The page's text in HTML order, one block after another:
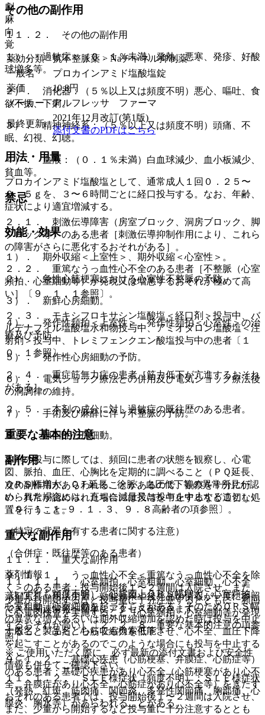
その他の副作用
１１．２． その他の副作用
１）． 過敏症：（０．１％未満）発熱、悪寒、発疹、好酸
球増多等。
２）． 消化器：（５％以上又は頻度不明）悪心、嘔吐、食
欲不振、下痢。
３）． 精神神経系：（５％以上又は頻度不明）頭痛、不
眠、幻視、幻聴。
４）． 血液：（０．１％未満）白血球減少、血小板減少、
貧血等。
禁忌
２．１． 刺激伝導障害（房室ブロック、洞房ブロック、脚
ブロック等）のある患者［刺激伝導抑制作用により、これら
の障害がさらに悪化するおそれがある］。
２．２． 重篤なうっ血性心不全のある患者［不整脈（心室
頻拍、心室細動等）が発現又は増悪するおそれが極めて高
い］〔９．１．１参照〕。
２．３． モキシフロキサシン塩酸塩＜経口剤＞投与中、バ
ルデナフィル塩酸塩水和物投与中、アミオダロン塩酸塩＜注
射剤＞投与中、トレミフェンクエン酸塩投与中の患者〔１
０．１参照〕。
２．４． 重症筋無力症の患者［筋力低下が亢進するおそれ
がある］。
２．５． 本剤の成分に対し過敏症の既往歴のある患者。
重要な基本的注意
本剤の投与に際しては、頻回に患者の状態を観察し、心電
図、脈拍、血圧、心胸比を定期的に調べること（ＰＱ延長、
ＱＲＳ幅増大、ＱＴ延長、徐脈、血圧低下等の異常所見が認
められた場合には、直ちに減量又は投与を中止すること）
〔９．１．１−９．１．３、９．８高齢者の項参照〕。
（特定の背景を有する患者に関する注意）
（合併症・既往歴等のある患者）
９．１．１． うっ血性心不全＜重篤なうっ血性心不全を除
く＞のある患者：投与開始後１〜２週間は入院させ、また、
少量から開始するなど投与量に十分注意するとともに、頻回
に心電図検査を実施すること（心室頻拍、心室細動等が発現
するおそれが高い）〔２．２、８．重要な基本的注意の項参
照〕。
９．１．２． 基礎心疾患（心筋梗塞、弁膜症、心筋症等）
のある患者：基礎心疾患があり心不全（心筋梗塞があり心不
全、弁膜症があり心不全、心筋症があり心不全等）をきたす
おそれのある患者では、投与開始後１〜２週間は入院させ、
また、少量から開始するなど投与量に十分注意するととも
劇
麻
向
覚
薬効分類
抗不整脈薬 > Naチャネル抑制薬
一般名
プロカインアミド塩酸塩錠
薬価
10.8円
メーカー
アルフレッサ ファーマ
最終更新
2021年12月改訂(第1版)
添付文書のPDFはこちら
用法・用量
プロカインアミド塩酸塩として、通常成人１回０．２５〜
０．５ｇを、３〜６時間ごとに経口投与する。なお、年齢、
症状により適宜増減する。
効能・効果
１）． 期外収縮＜上室性＞、期外収縮＜心室性＞。
２）． 急性心筋梗塞における心室性不整脈の予防。
３）． 新鮮心房細動。
４）． 発作性頻拍＜上室性＞、発作性頻拍＜心室性＞の治
療及び予防。
５）． 発作性心房細動の予防。
６）． 電気ショック療法との併用及び電気ショック療法後
の洞調律の維持。
７）． 手術及び麻酔に伴う不整脈の予防。
８）． 陳旧性心房細動。
副作用
次の副作用があらわれることがあるので、観察を十分に行
い、異常が認められた場合には投与を中止するなど適切な処
置を行うこと。
重大な副作用
１１．１． 重大な副作用
１１．１．１． 心室頻拍、心室粗動、心室細動、心不全
（いずれも頻度不明）：心電図上ＱＲＳ幅増大、心室頻拍、
心室粗動、心室細動を起こすことがある。そのためＱＲＳ幅
の異常な増大あるいは期外収縮増加を認めた時は投与を中止
すること。また、心筋収縮力を低下させ、心不全、血圧下降
を起こすことがあるのでこのような場合にも投与を中止する
こと。
１１．１．２． ＳＬＥ様症状（頻度不明）：ＳＬＥ様症状
（発熱、紅斑、筋肉痛、関節炎、多発性関節痛、胸部痛、心
膜炎、胸水等）があらわれることがある。
薬剤情報
薬剤写真、用法用量、効能効果や後発品の情報が一度に参照
でき、関連情報へ簡単にアクセスができます。
一般名、製品名どちらでも検索可能！
※ ご使用いただく際に、必ず最新の添付文書および安全性
情報も併せてご確認下さい。